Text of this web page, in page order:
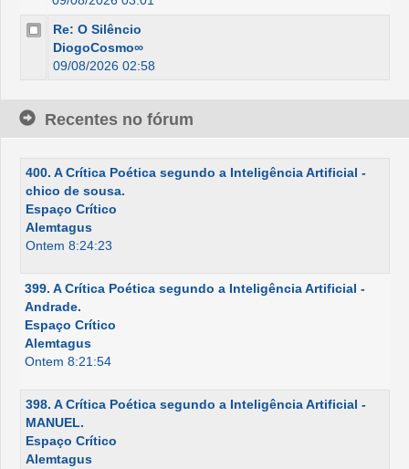
Re: O Silêncio
DiogoCosmo∞
09/08/2026 02:58
Recentes no fórum
400. A Crítica Poética segundo a Inteligência Artificial -
chico de sousa.
Espaço Crítico
Alemtagus
Ontem 8:24:23
399. A Crítica Poética segundo a Inteligência Artificial -
Andrade.
Espaço Crítico
Alemtagus
Ontem 8:21:54
398. A Crítica Poética segundo a Inteligência Artificial -
MANUEL.
Espaço Crítico
Alemtagus